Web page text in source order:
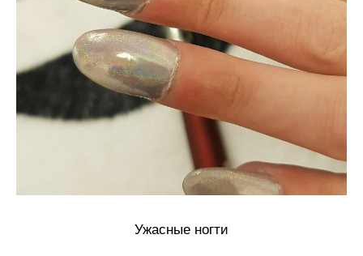
Ужасные ногти